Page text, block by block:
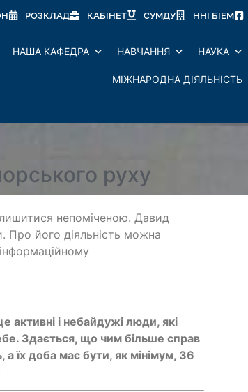
РОЗКЛАД КАБІНЕТ СУМДУ ННІ БІЕМ
НАША КАФЕДРА НАВЧАННЯ НАУКА
МІЖНАРОДНА ДІЯЛЬНІСТЬ
руху
непоміченою. Давид
Про його діяльність можна
активні і небайдужі люди, які
Здається, що чим більше справ
їх доба має бути, як мінімум, 36